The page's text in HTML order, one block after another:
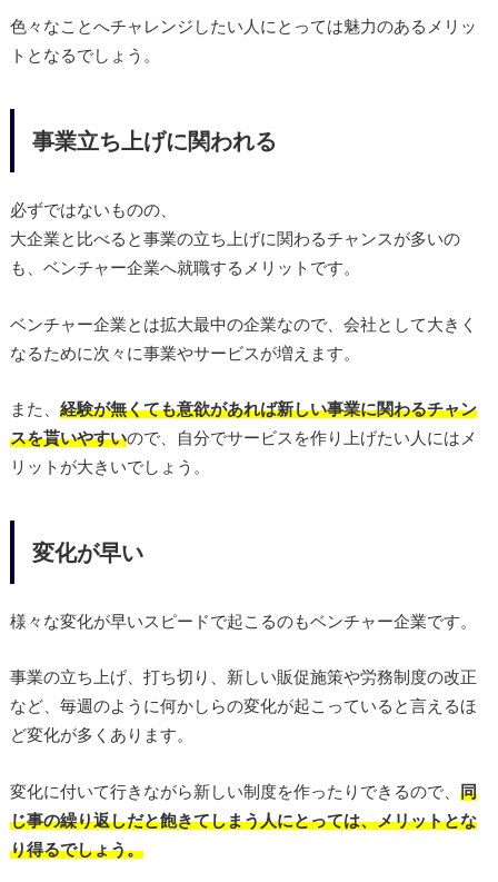
色々なことへチャレンジしたい人にとっては魅力のあるメリッ
トとなるでしょう。
事業立ち上げに関われる
必ずではないものの、
大企業と比べると事業の立ち上げに関わるチャンスが多いの
も、ベンチャー企業へ就職するメリットです。
ベンチャー企業とは拡大最中の企業なので、会社として大きく
なるために次々に事業やサービスが増えます。
また、 経験が無くても意欲があれば新しい事業に関わるチャン
スを貰いやすいので、自分でサービスを作り上げたい人にはメ
リットが大きいでしょう。
変化が早い
様々な変化が早いスピードで起こるのもベンチャー企業です。
事業の立ち上げ、打ち切り、新しい販促施策や労務制度の改正
など、毎週のように何かしらの変化が起こっていると言えるほ
ど変化が多くあります。
変化に付いて行きながら新しい制度を作ったりできるので、 同
じ事の繰り返しだと飽きてしまう人にとっては、メリットとな
り得るでしょう。